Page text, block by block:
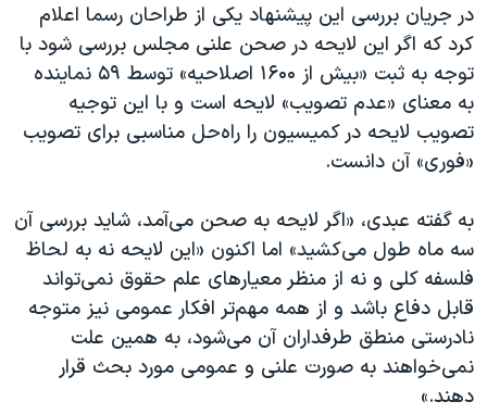
در جریان بررسی این پیشنهاد یکی از طراحان رسما اعلام
کرد که اگر این لایحه در صحن علنی مجلس بررسی شود با
توجه به ثبت «بیش از ۱۶۰۰ اصلاحیه» توسط ۵۹ نماینده
به معنای «عدم تصویب» لایحه است و با این توجیه
تصویب لایحه در کمیسیون را راه‌حل مناسبی برای تصویب
«فوری» آن دانست.
به گفته عبدی، «اگر لایحه به صحن می‌آمد، شاید بررسی آن
سه ماه طول می‌کشید» اما اکنون «این لایحه نه به لحاظ
فلسفه کلی و نه از منظر معیار‌های علم حقوق نمی‌تواند
قابل دفاع باشد و از همه مهم‌تر افکار عمومی نیز متوجه
نادرستی منطق طرفداران آن می‌شود، به همین علت
نمی‌خواهند به صورت علنی و عمومی مورد بحث قرار
دهند.»